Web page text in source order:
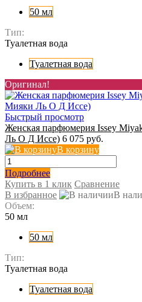
50 мл
Тип:
Туалетная вода
Туалетная вода
Оригинал!
Быстрый просмотр
Женская парфюмерия Issey
Ль О Д Иссе) 6 075 руб.
В корзину
Подробнее
Купить в 1 клик Сравнение
В избранное
В
Объем:
50 мл
50 мл
Тип:
Туалетная вода
Туалетная вода